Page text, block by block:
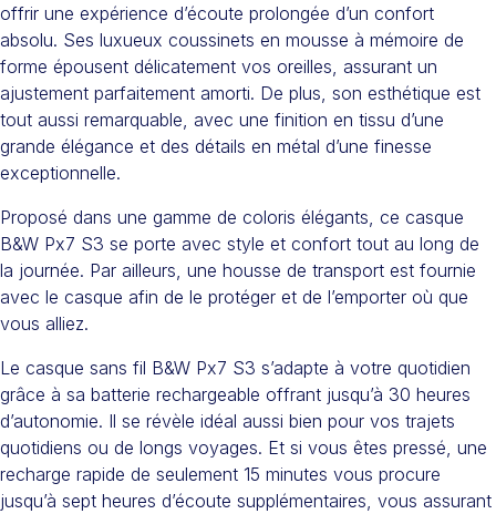
offrir une expérience d’écoute prolongée d’un confort
absolu. Ses luxueux coussinets en mousse à mémoire de
forme épousent délicatement vos oreilles, assurant un
ajustement parfaitement amorti. De plus, son esthétique est
tout aussi remarquable, avec une finition en tissu d’une
grande élégance et des détails en métal d’une finesse
exceptionnelle.
Proposé dans une gamme de coloris élégants, ce casque
B&W Px7 S3 se porte avec style et confort tout au long de
la journée. Par ailleurs, une housse de transport est fournie
avec le casque afin de le protéger et de l’emporter où que
vous alliez.
Le casque sans fil B&W Px7 S3 s’adapte à votre quotidien
grâce à sa batterie rechargeable offrant jusqu’à 30 heures
d’autonomie. Il se révèle idéal aussi bien pour vos trajets
quotidiens ou de longs voyages. Et si vous êtes pressé, une
recharge rapide de seulement 15 minutes vous procure
jusqu’à sept heures d’écoute supplémentaires, vous assurant